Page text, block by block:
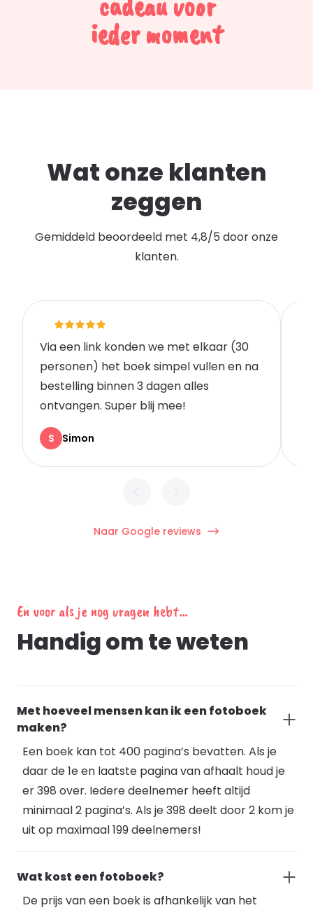
ieder moment
Wat onze klanten
zeggen
Gemiddeld beoordeeld met 4,8/5 door onze
klanten.
Via een link konden we met elkaar (30
personen) het boek simpel vullen en na
bestelling binnen 3 dagen alles
ontvangen. Super blij mee!
S Simon
Naar Google reviews
En voor als je nog vragen hebt...
Handig om te weten
Met hoeveel mensen kan ik een fotoboek
maken?
Een boek kan tot 400 pagina’s bevatten. Als je
daar de 1e en laatste pagina van afhaalt houd je
er 398 over. Iedere deelnemer heeft altijd
minimaal 2 pagina’s. Als je 398 deelt door 2 kom je
uit op maximaal 199 deelnemers!
Wat kost een fotoboek?
De prijs van een boek is afhankelijk van het